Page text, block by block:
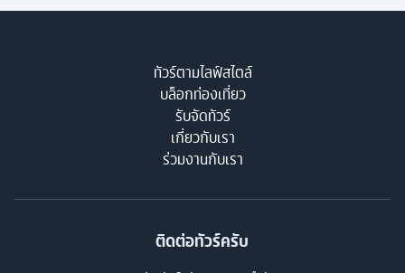
ทัวร์ตามไลฟ์สไตล์
บล็อกท่องเที่ยว
รับจัดทัวร์
เกี่ยวกับเรา
ร่วมงานกับเรา
ติดต่อทัวร์ครับ